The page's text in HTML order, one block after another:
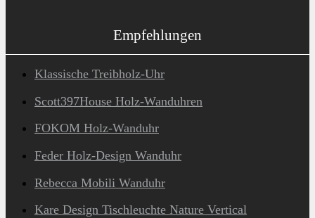
Empfehlungen
Klassische Treibholz-Uhr
Scott397House Holz-Wanduhren
FOKOM Holz-Wanduhr
Feder Holz-Design Wanduhr
Rebecca Mobili Wanduhr
Kare Design Tischleuchte Nature Vertical